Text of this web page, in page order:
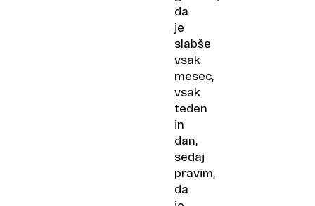
da
je
slabše
vsak
mesec,
vsak
teden
in
dan,
sedaj
pravim,
da